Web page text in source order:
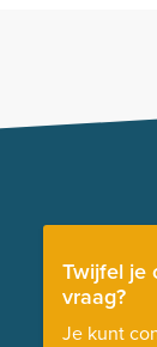
Twijfel je
vraag?
Je kunt